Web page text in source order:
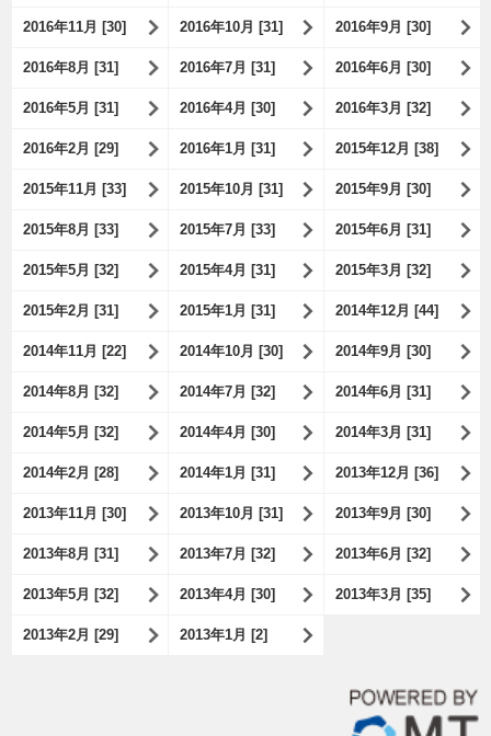
2016年11月 [30] 2016年10月 [31] 2016年9月 [30]
2016年8月 [31] 2016年7月 [31] 2016年6月 [30]
2016年5月 [31] 2016年4月 [30] 2016年3月 [32]
2016年2月 [29] 2016年1月 [31] 2015年12月 [38]
2015年11月 [33] 2015年10月 [31] 2015年9月 [30]
2015年8月 [33] 2015年7月 [33] 2015年6月 [31]
2015年5月 [32] 2015年4月 [31] 2015年3月 [32]
2015年2月 [31] 2015年1月 [31] 2014年12月 [44]
2014年11月 [22] 2014年10月 [30] 2014年9月 [30]
2014年8月 [32] 2014年7月 [32] 2014年6月 [31]
2014年5月 [32] 2014年4月 [30] 2014年3月 [31]
2014年2月 [28] 2014年1月 [31] 2013年12月 [36]
2013年11月 [30] 2013年10月 [31] 2013年9月 [30]
2013年8月 [31] 2013年7月 [32] 2013年6月 [32]
2013年5月 [32] 2013年4月 [30] 2013年3月 [35]
2013年2月 [29] 2013年1月 [2]